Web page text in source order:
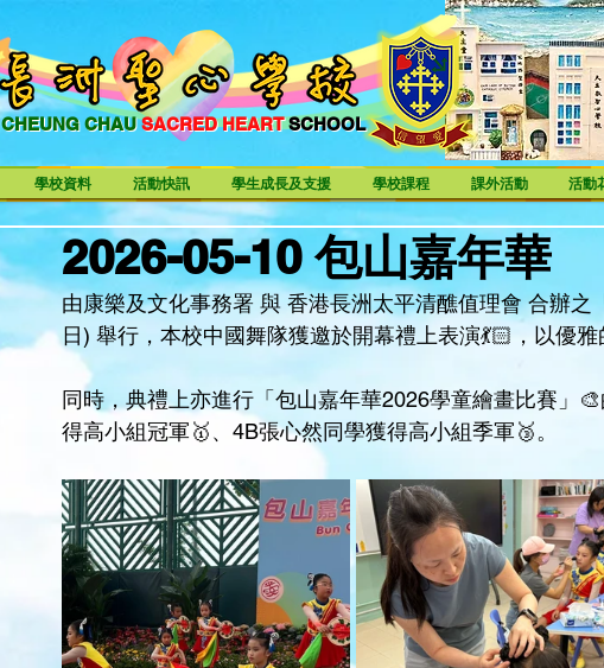
CHEUNG CHAU SACRED HEART SCHOOL
CHEUNG CHAU SACRED HEARTSCHOOL
學校資料 活動快訊 學生成長及支援 學校課程 課外活動 活動
2026-05-10 包山嘉年華
由康樂及文化事務署 與 香港長洲太平清醮值理會 合辦
日) 舉行，本校中國舞隊獲邀於開幕禮上表演💃🏻，以優
同時，典禮上亦進行「包山嘉年華2026學童繪畫比賽」
得高小組冠軍🥇、4B張心然同學獲得高小組季軍🥉。